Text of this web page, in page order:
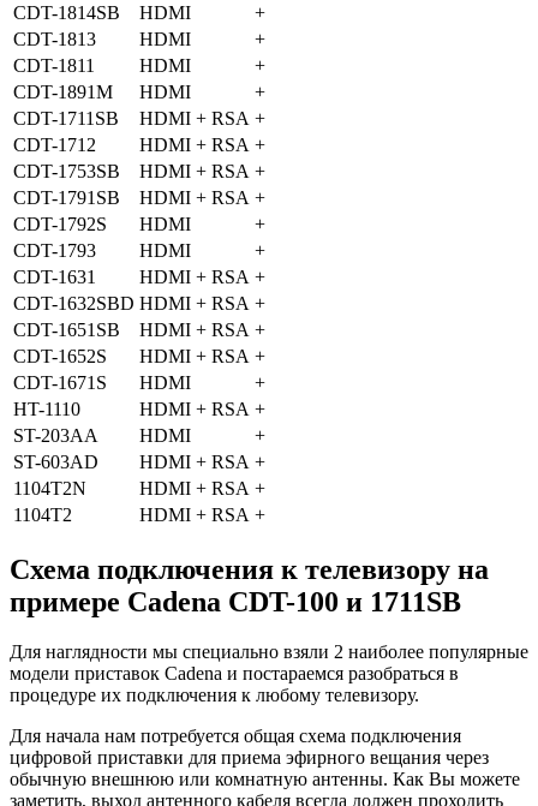
CDT-1814SB
HDMI
+
CDT-1813
HDMI
+
CDT-1811
HDMI
+
CDT-1891M
HDMI
+
CDT-1711SB
HDMI + RSA +
CDT-1712
HDMI + RSA +
CDT-1753SB
HDMI + RSA +
CDT-1791SB
HDMI + RSA +
CDT-1792S
HDMI
+
CDT-1793
HDMI
+
CDT-1631
HDMI + RSA +
CDT-1632SBD HDMI + RSA +
CDT-1651SB
HDMI + RSA +
CDT-1652S
HDMI + RSA +
CDT-1671S
HDMI
+
HT-1110
HDMI + RSA +
ST-203AA
HDMI
+
ST-603AD
HDMI + RSA +
1104T2N
HDMI + RSA +
1104T2
HDMI + RSA +
Схема подключения к телевизору на
примере Cadena CDT-100 и 1711SB
Для наглядности мы специально взяли 2 наиболее популярные
модели приставок Cadena и постараемся разобраться в
процедуре их подключения к любому телевизору.
Для начала нам потребуется общая схема подключения
цифровой приставки для приема эфирного вещания через
обычную внешнюю или комнатную антенны. Как Вы можете
заметить, выход антенного кабеля всегда должен проходить